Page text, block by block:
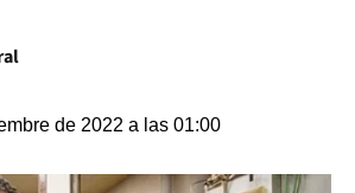
de 2022 a las 01:00